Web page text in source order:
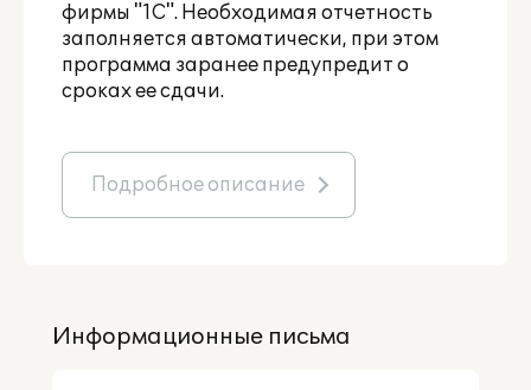
фирмы "1С". Необходимая отчетность
заполняется автоматически, при этом
программа заранее предупредит о
сроках ее сдачи.
Подробное описание
Информационные письма